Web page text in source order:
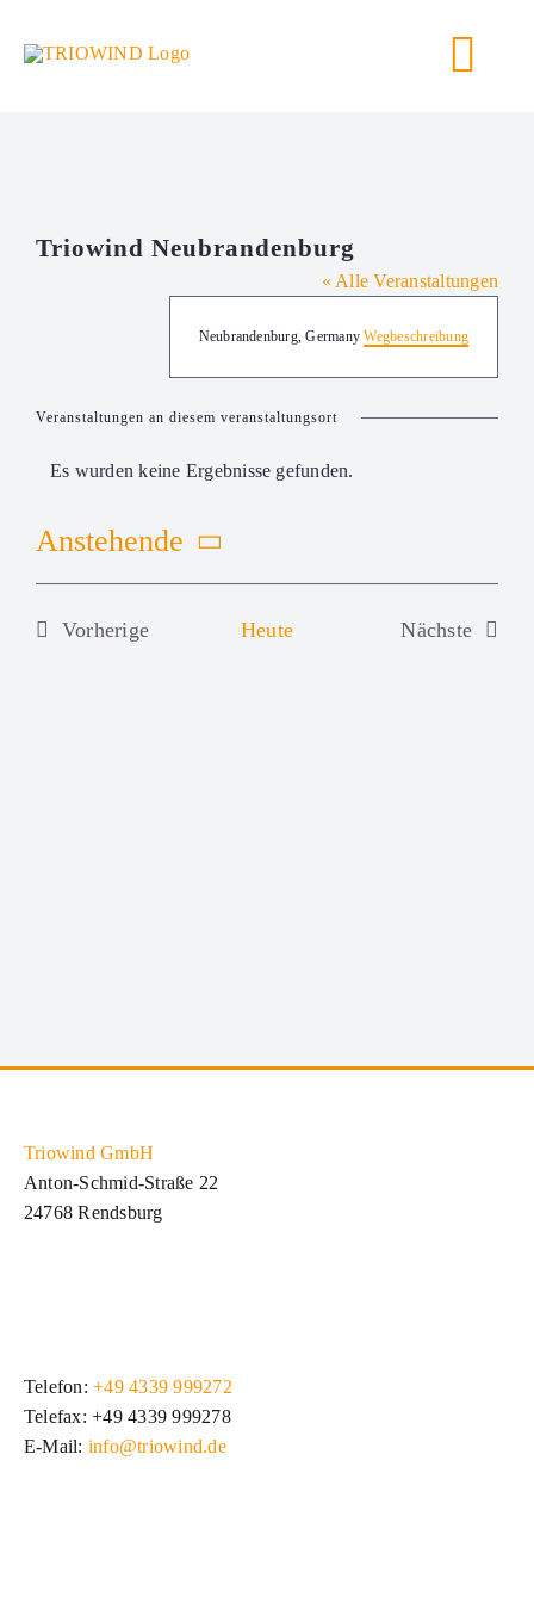
Inhalt
Triowind Neubrandenburg
« Alle Veranstaltungen
Adresse
Neubrandenburg, Germany Wegbeschreibung
Veranstaltungen an diesem veranstaltungsort
Hinweis
Es wurden keine Ergebnisse gefunden.
Anstehende
Datum
Vorherige
Heute
Nächste
Triowind GmbH
Anton-Schmid-Straße 22
24768 Rendsburg
Telefon:+49 4339 999272
Telefax: +49 4339 999278
E-Mail: info@triowind.de